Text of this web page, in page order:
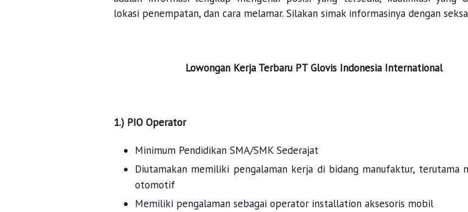
lokasi penempatan, dan cara melamar. Silakan simak informasinya dengan
Lowongan Kerja Terbaru PT Glovis Indonesia International
1.) PIO Operator
Minimum Pendidikan SMA/SMK Sederajat
Diutamakan memiliki pengalaman kerja di bidang manufaktur, terutama
otomotif
Memiliki pengalaman sebagai operator installation aksesoris mobil